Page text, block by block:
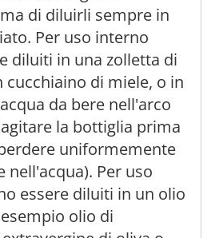
di diluirli sempre in
Per uso interno
diluiti in una zolletta di
cucchiaino di miele, o in
da bere nell'arco
la bottiglia prima
uniformemente
nell'acqua). Per uso
essere diluiti in un olio
olio di